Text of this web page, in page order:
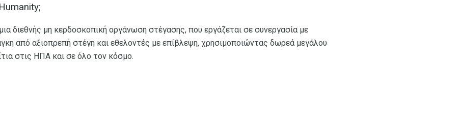
διεθνής μη κερδοσκοπική οργάνωση στέγασης, που εργάζεται σε συνεργασία με
από αξιοπρεπή στέγη και εθελοντές με επίβλεψη, χρησιμοποιώντας δωρεά μεγάλου
στις ΗΠΑ και σε όλο τον κόσμο.